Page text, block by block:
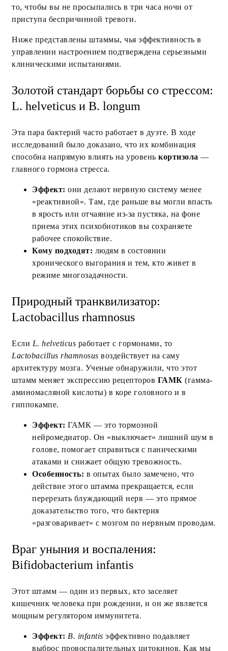
то, чтобы вы не просыпались в три часа ночи от
приступа беспричинной тревоги.
Ниже представлены штаммы, чья эффективность в
управлении настроением подтверждена серьезными
клиническими испытаниями.
Золотой стандарт борьбы со стрессом:
L. helveticus и B. longum
Эта пара бактерий часто работает в дуэте. В ходе
исследований было доказано, что их комбинация
способна напрямую влиять на уровень кортизола —
главного гормона стресса.
Эффект: они делают нервную систему менее
«реактивной». Там, где раньше вы могли впасть
в ярость или отчаяние из-за пустяка, на фоне
приема этих психобиотиков вы сохраняете
рабочее спокойствие.
Кому подходят: людям в состоянии
хронического выгорания и тем, кто живет в
режиме многозадачности.
Природный транквилизатор:
Lactobacillus rhamnosus
Если L. helveticus работает с гормонами, то
Lactobacillus rhamnosus воздействует на саму
архитектуру мозга. Ученые обнаружили, что этот
штамм меняет экспрессию рецепторов ГАМК (гамма-
аминомасляной кислоты) в коре головного и в
гиппокампе.
Эффект: ГАМК — это тормозной
нейромедиатор. Он «выключает» лишний шум в
голове, помогает справиться с паническими
атаками и снижает общую тревожность.
Особенность: в опытах было замечено, что
действие этого штамма прекращается, если
перерезать блуждающий нерв — это прямое
доказательство того, что бактерия
«разговаривает» с мозгом по нервным проводам.
Враг уныния и воспаления:
Bifidobacterium infantis
Этот штамм — один из первых, кто заселяет
кишечник человека при рождении, и он же является
мощным регулятором иммунитета.
Эффект: B. infantis эффективно подавляет
выброс провоспалительных цитокинов. Как мы